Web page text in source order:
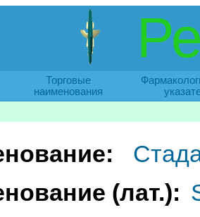
Торговые
наименования
(лат.):